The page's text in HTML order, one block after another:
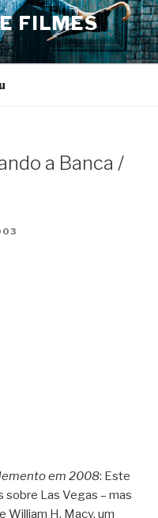
FILMES
a Banca /
em 2008: Este
sobre Las Vegas – mas
William H. Macy, um